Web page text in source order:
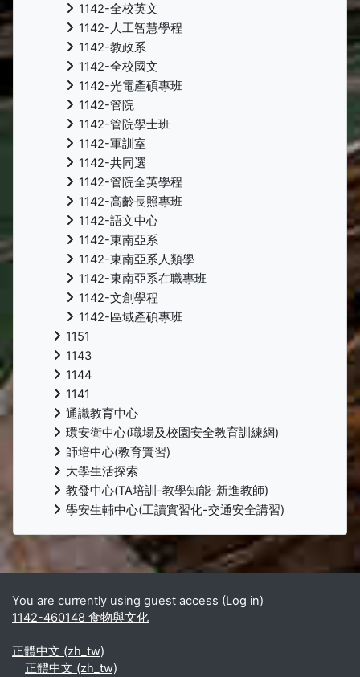
1142-全校英文
1142-人工智慧學程
1142-教政系
1142-全校國文
1142-光電產碩專班
1142-管院
1142-管院學士班
1142-軍訓室
1142-共同選
1142-管院全英學程
1142-高齡長照專班
1142-語文中心
1142-東南亞系
1142-東南亞系人類學
1142-東南亞系在職專班
1142-文創學程
1142-區域產碩專班
1151
1143
1144
1141
通識教育中心
環安衛中心(職場及校園安全教育訓練網)
師培中心(教育實習)
大學生活探索
教發中心(TA培訓-教學知能-新進教師)
學安生輔中心(工讀實習化-交通安全講習)
Supplementary blocks
You are currently using guest access (Log in)
1142-460148 食物與文化
正體中文 ‎(zh_tw)‎
正體中文 ‎(zh_tw)‎